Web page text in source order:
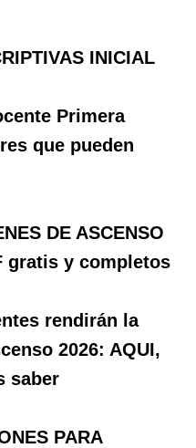
INICIAL
Primera
que pueden
DE ASCENSO
gratis y completos
rendirán la
2026: AQUI,
saber
PARA